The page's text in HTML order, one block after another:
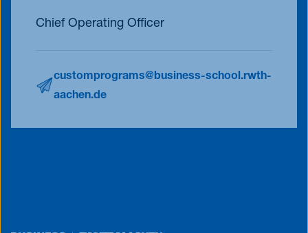
Chief Operating Officer
customprograms@business-school.rwth-
aachen.de